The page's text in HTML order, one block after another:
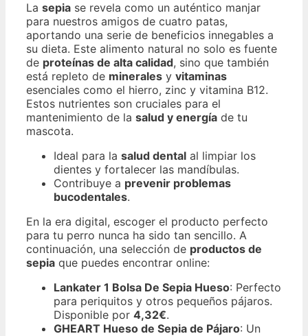
La sepia se revela como un auténtico manjar
para nuestros amigos de cuatro patas,
aportando una serie de beneficios innegables a
su dieta. Este alimento natural no solo es fuente
de proteínas de alta calidad, sino que también
está repleto de minerales y vitaminas
esenciales como el hierro, zinc y vitamina B12.
Estos nutrientes son cruciales para el
mantenimiento de la salud y energía de tu
mascota.
Ideal para la salud dental al limpiar los
dientes y fortalecer las mandíbulas.
Contribuye a prevenir problemas
bucodentales.
En la era digital, escoger el producto perfecto
para tu perro nunca ha sido tan sencillo. A
continuación, una selección de productos de
sepia que puedes encontrar online:
Lankater 1 Bolsa De Sepia Hueso: Perfecto
para periquitos y otros pequeños pájaros.
Disponible por 4,32€.
GHEART Hueso de Sepia de Pájaro: Un